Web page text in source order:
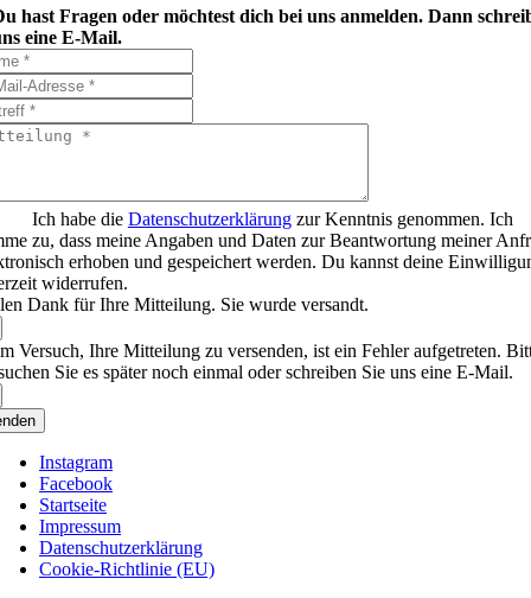
hast Fragen oder möchtest dich bei uns anmelden. Dann
eine E-Mail.
Ich habe die Datenschutzerklärungzur Kenntnis genommen. Ich
zu, dass meine Angaben und Daten zur Beantwortung meiner
erhoben und gespeichert werden. Du kannst deine
widerrufen.
Dank für Ihre Mitteilung. Sie wurde versandt.
Versuch, Ihre Mitteilung zu versenden, ist ein Fehler aufgetreten.
Sie es später noch einmal oder schreiben Sie uns eine E-Mail.
Instagram
Facebook
Startseite
Impressum
Datenschutzerklärung
Cookie-Richtlinie (EU)